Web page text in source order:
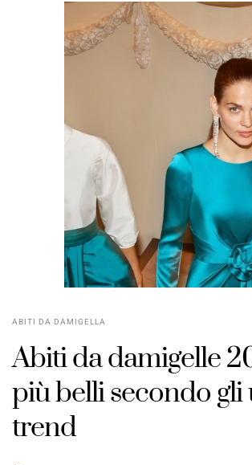
ABITI DA DAMIGELLA
Abiti da damigelle
più belli secondo
trend